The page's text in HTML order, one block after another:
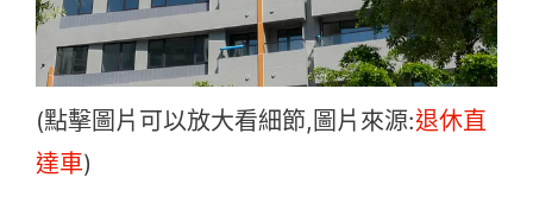
(點擊圖片可以放大看細節,圖片來源:退休直
達車)